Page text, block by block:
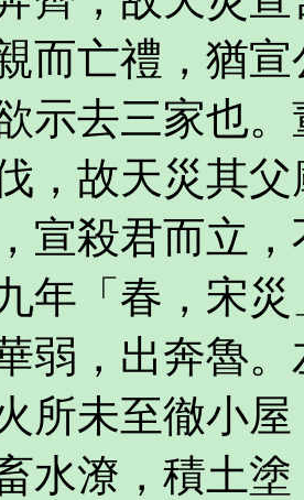
而亡禮，猶
示去三家也
，故天災其
宣殺君而立
「春，宋災
弱，出奔魯
所未至徹小
水潦，積土